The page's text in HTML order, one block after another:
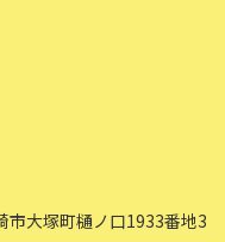
市大塚町樋ノ口1933番地3